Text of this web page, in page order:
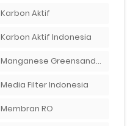
Karbon Aktif
Karbon Aktif Indonesia
Manganese Greensand Plus
Media Filter Indonesia
Membran RO